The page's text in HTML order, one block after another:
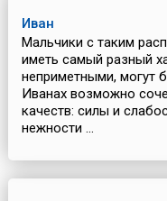
Иван
Мальчики с таким
иметь самый разный
неприметными, могут
Иванах возможно
качеств: силы и
нежности ...